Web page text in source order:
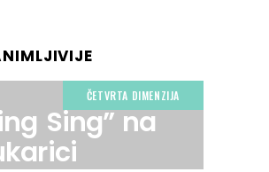
ČETVRTA DIMENZIJA
Sing” na